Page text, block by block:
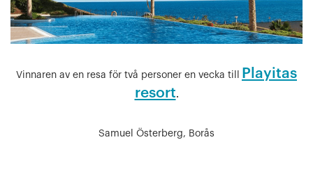
Vinnaren av en resa för två personer en vecka till
Playitas
resort.
Samuel Österberg, Borås